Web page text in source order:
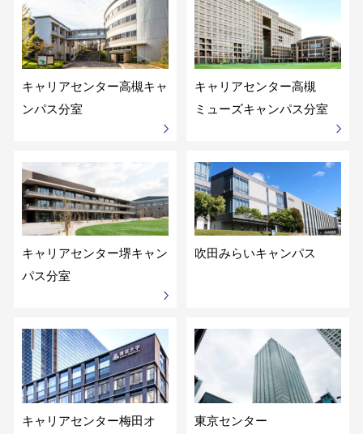
キャリアセンター高槻キャ
ンパス分室
キャリアセンター高槻
ミューズキャンパス分室
キャリアセンター堺キャン
パス分室
吹田みらいキャンパス
キャリアセンター梅田オ
東京センター